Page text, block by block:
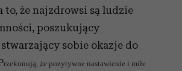
to, że najzdrowsi są ludzie
poszukujący
sobie okazje do
rzekonują, że pozytywne nastawienie i miłe